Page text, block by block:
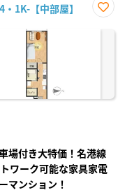
1K-【中部屋】
に入
場付き大特価！名港線
ワーク可能な家具家電
マンション！